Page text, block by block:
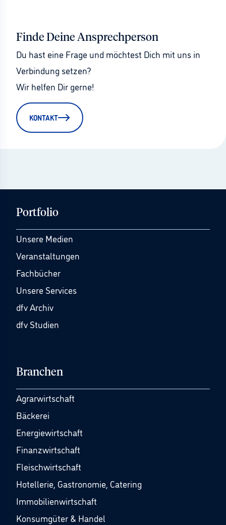
Finde Deine Ansprechperson
Du hast eine Frage und möchtest Dich mit uns in
Verbindung setzen?
Wir helfen Dir gerne!
KONTAKT
Portfolio
Unsere Medien
Veranstaltungen
Fachbücher
Unsere Services
dfv Archiv
dfv Studien
Branchen
Agrarwirtschaft
Bäckerei
Energiewirtschaft
Finanzwirtschaft
Fleischwirtschaft
Hotellerie, Gastronomie, Catering
Immobilienwirtschaft
Konsumgüter & Handel